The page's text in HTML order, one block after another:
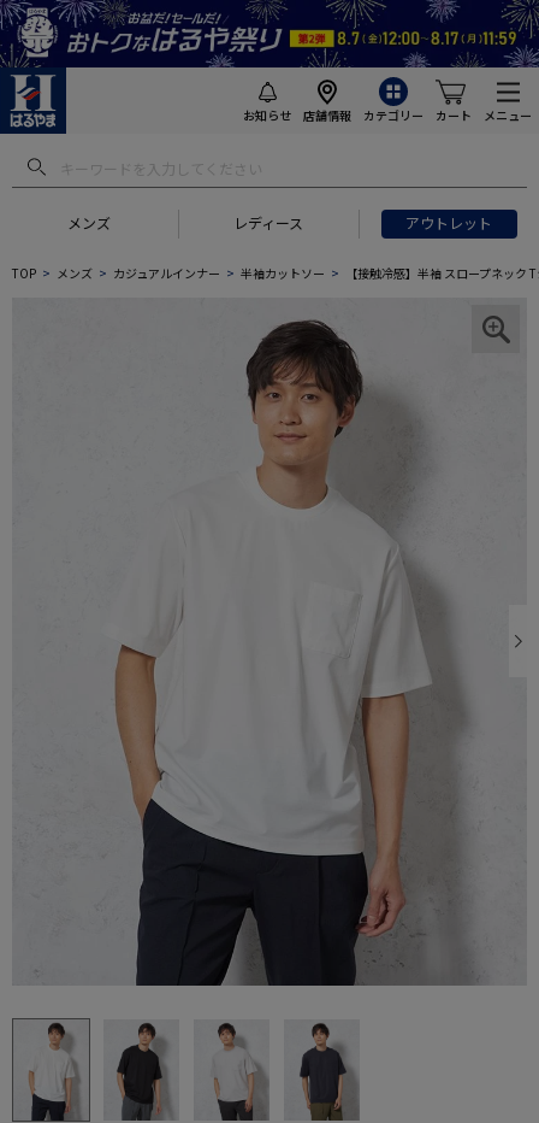
お知らせ 店舗情報 カテゴリー カート メニュー
メンズ レディース アウトレット
TOP メンズ カジュアルインナー 半袖カットソー 【接触冷感】半袖 スロープネック